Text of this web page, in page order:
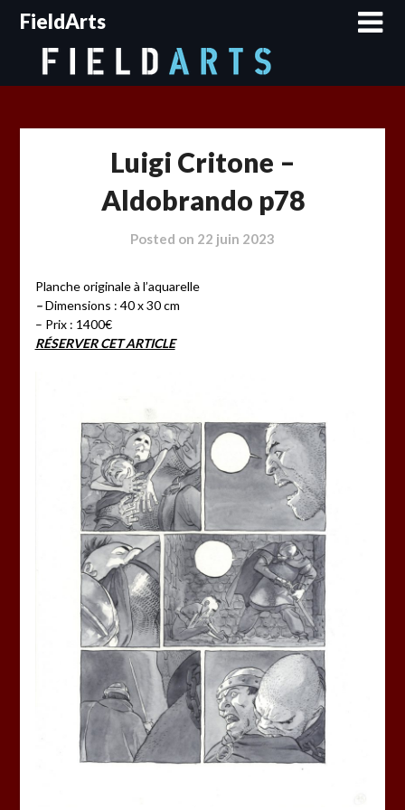
SkipFieldArts
Luigi Critone –
Aldobrando p78
Posted on 22 juin 2023
Planche originale à l’aquarelle
–Dimensions : 40 x 30 cm
– Prix : 1400€
RÉSERVER CET ARTICLE